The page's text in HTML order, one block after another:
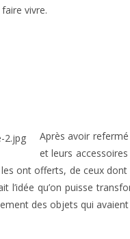
vivre.
Après avoir
et leurs
ont offerts, de ceux
l’idée qu’on puisse
des objets qui